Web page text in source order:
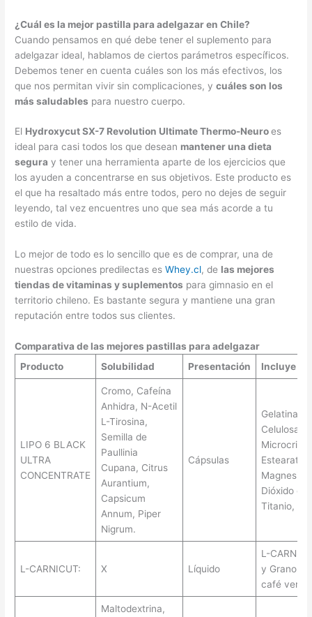
¿Cuál es la mejor pastilla para adelgazar en Chile?
Cuando pensamos en qué debe tener el suplemento para
adelgazar ideal, hablamos de ciertos parámetros específicos.
Debemos tener en cuenta cuáles son los más efectivos, los
que nos permitan vivir sin complicaciones, ycuáles son los
más saludables para nuestro cuerpo.
El Hydroxycut SX-7 Revolution Ultimate Thermo-Neuroes
ideal para casi todos los que desean mantener una dieta
segura y tener una herramienta aparte de los ejercicios que
los ayuden a concentrarse en sus objetivos. Este producto es
el que ha resaltado más entre todos, pero no dejes de seguir
leyendo, tal vez encuentres uno que sea más acorde a tu
estilo de vida.
Lo mejor de todo es lo sencillo que es de comprar, una de
nuestras opciones predilectas es Whey.cl, de las mejores
tiendas de vitaminas y suplementos para gimnasio en el
territorio chileno. Es bastante segura y mantiene una gran
reputación entre todos sus clientes.
Comparativa de las mejores pastillas para adelgazar
Producto
Solubilidad Presentación Incluye
LIPO 6 BLACK
ULTRA
CONCENTRATE
Cromo, Cafeína
Anhidra, N-Acetil
L-Tirosina,
Semilla de
Paullinia
Cupana, Citrus
Aurantium,
Capsicum
Annum, Piper
Nigrum.
Cápsulas
Gelatina,
Celulosa
Estearato
Magnesio,
Dióxido de
Titanio,
L-CARNICUT: X Líquido
L-
y Grano de
café verde.
Maltodextrina,